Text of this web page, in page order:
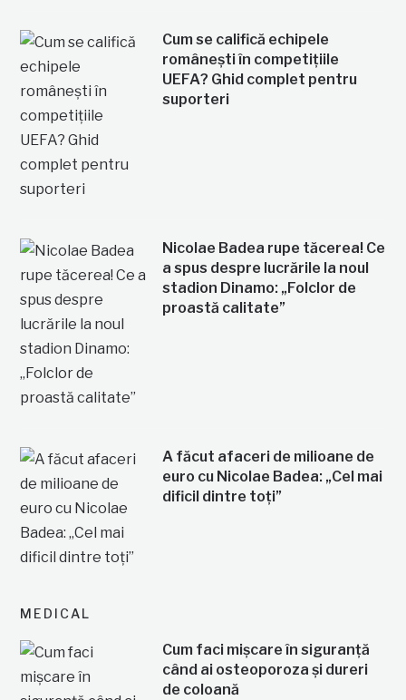
Cum se califică echipele
românești în competițiile
UEFA? Ghid complet pentru
suporteri
Nicolae Badea rupe tăcerea! Ce
a spus despre lucrările la noul
stadion Dinamo: „Folclor de
proastă calitate”
A făcut afaceri de milioane de
euro cu Nicolae Badea: „Cel mai
dificil dintre toți”
MEDICAL
Cum faci mișcare în siguranță
când ai osteoporoza și dureri
de coloană